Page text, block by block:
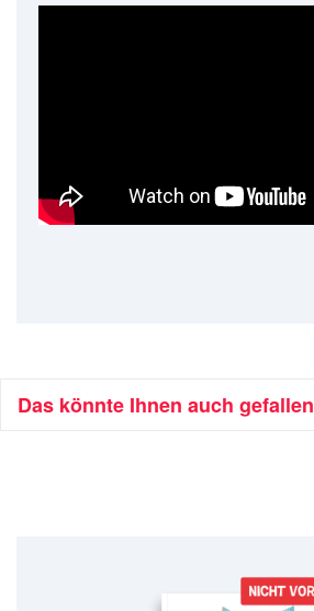
Das könnte Ihnen auch gefallen